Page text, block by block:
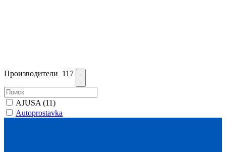
Производители 117
AJUSA (11)
Autoprostavka